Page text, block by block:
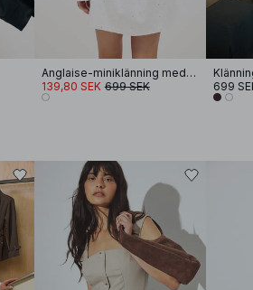
Anglaise-miniklänning med trumpetärmar
139,80 SEK 699 SEK
699